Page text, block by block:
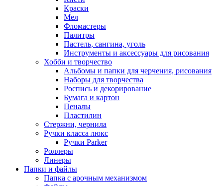
Краски
Мел
Фломастеры
Палитры
Пастель, сангина, уголь
Инструменты и аксессуары для рисования
Хобби и творчество
Альбомы и папки для черчения, рисования
Наборы для творчества
Роспись и декорирование
Бумага и картон
Пеналы
Пластилин
Стержни, чернила
Ручки класса люкс
Ручки Parker
Роллеры
Линеры
Папки и файлы
Папка с арочным механизмом